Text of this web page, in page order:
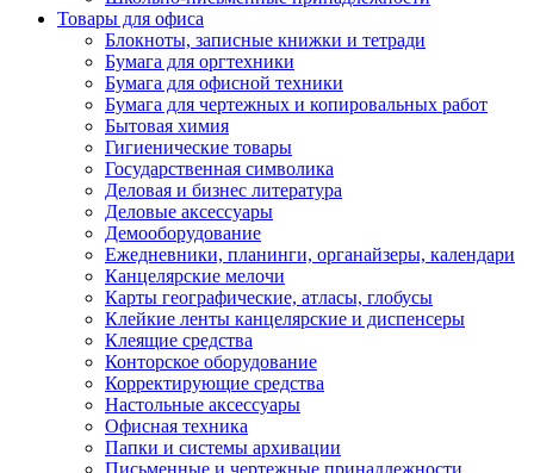
Товары для офиса
Блокноты, записные книжки и тетради
Бумага для оргтехники
Бумага для офисной техники
Бумага для чертежных и копировальных работ
Бытовая химия
Гигиенические товары
Государственная символика
Деловая и бизнес литература
Деловые аксессуары
Демооборудование
Ежедневники, планинги, органайзеры, календари
Канцелярские мелочи
Карты географические, атласы, глобусы
Клейкие ленты канцелярские и диспенсеры
Клеящие средства
Конторское оборудование
Корректирующие средства
Настольные аксессуары
Офисная техника
Папки и системы архивации
Письменные и чертежные принадлежности